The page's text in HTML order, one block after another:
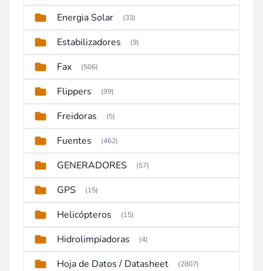
Energia Solar (33)
Estabilizadores (9)
Fax (506)
Flippers (99)
Freidoras (5)
Fuentes (462)
GENERADORES (57)
GPS (15)
Helicópteros (15)
Hidrolimpiadoras (4)
Hoja de Datos / Datasheet (2807)